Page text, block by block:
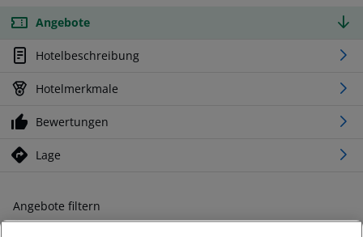
Angebote
Hotelbeschreibung
Hotelmerkmale
Bewertungen
Lage
Angebote filtern
Ändern Sie Ihre Kriterien nach Ihren Wünschen